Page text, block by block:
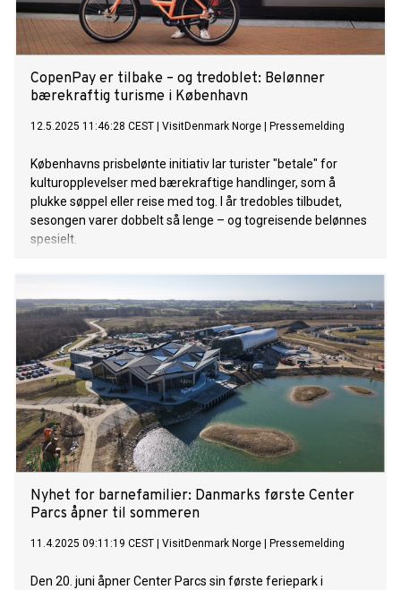
CopenPay er tilbake – og tredoblet: Belønner
bærekraftig turisme i København
12.5.2025 11:46:28 CEST VisitDenmark Norge Pressemelding
Københavns prisbelønte initiativ lar turister "betale" for
kulturopplevelser med bærekraftige handlinger, som å
plukke søppel eller reise med tog. I år tredobles tilbudet,
sesongen varer dobbelt så lenge – og togreisende belønnes
spesielt.
Nyhet for barnefamilier: Danmarks første Center
Parcs åpner til sommeren
11.4.2025 09:11:19 CEST VisitDenmark Norge Pressemelding
Den 20. juni åpner Center Parcs sin første feriepark i